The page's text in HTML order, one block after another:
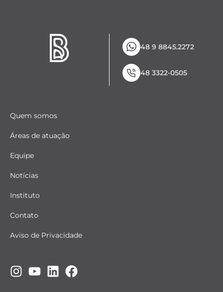
48 9 8845.2272
48 3322-0505
Quem somos
Áreas de atuação
Equipe
Notícias
Instituto
Contato
Aviso de Privacidade